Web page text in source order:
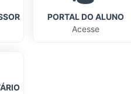
PORTAL DO ALUNO
Acesse